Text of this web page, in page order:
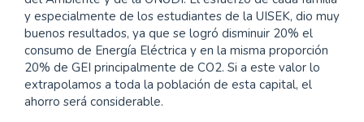
y especialmente de los estudiantes de la UISEK, dio muy
buenos resultados, ya que se logró disminuir 20% el
consumo de Energía Eléctrica y en la misma proporción
20% de GEI principalmente de CO2. Si a este valor lo
extrapolamos a toda la población de esta capital, el
ahorro será considerable.